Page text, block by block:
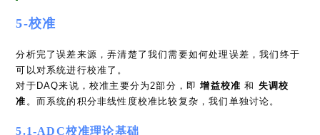
分析完了误差来源，弄清楚了我们需要如何处理误差，我们终于
对于DAQ来说，校准主要分为2部分，即增益校准和 失调校
准 。而系统的积分非线性度校准比较复杂，我们单独讨论。
5.1-ADC校准理论基础
理想的N位ADC无增益和失调误差，即——输入0V电压，他吐的